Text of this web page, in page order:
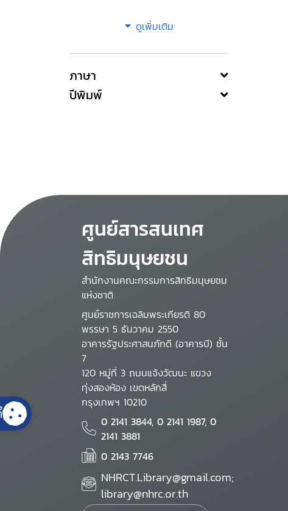
ดูเพิ่มเติม
ภาษา
ปีพิมพ์
ศูนย์สารสนเทศ
สิทธิมนุษยชน
สำนักงานคณะกรรมการสิทธิมนุษยชน
แห่งชาติ
ศูนย์ราชการเฉลิมพระเกียรติ 80
พรรษา 5 ธันวาคม 2550
อาคารรัฐประศาสนภักดี (อาคารบี) ชั้น
7
120 หมู่ที่ 3 ถนนแจ้งวัฒนะ แขวง
ทุ่งสองห้อง เขตหลักสี่
กรุงเทพฯ 10210
0 2141 3844, 0 2141 1987, 0
2141 3881
0 2143 7746
NHRCT.Library@gmail.com;
library@nhrc.or.th